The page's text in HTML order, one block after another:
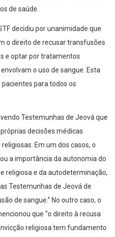
de saúde.
decidiu por unanimidade que
o direito de recusar transfusões
e optar por tratamentos
o uso de sangue. Esta
para todos os
Testemunhas de Jeová que
decisões médicas
Em um dos casos, o
a importância da autonomia do
religiosa e da autodeterminação,
Testemunhas de Jeová de
de sangue.” No outro caso, o
que “o direito à recusa
religiosa tem fundamento